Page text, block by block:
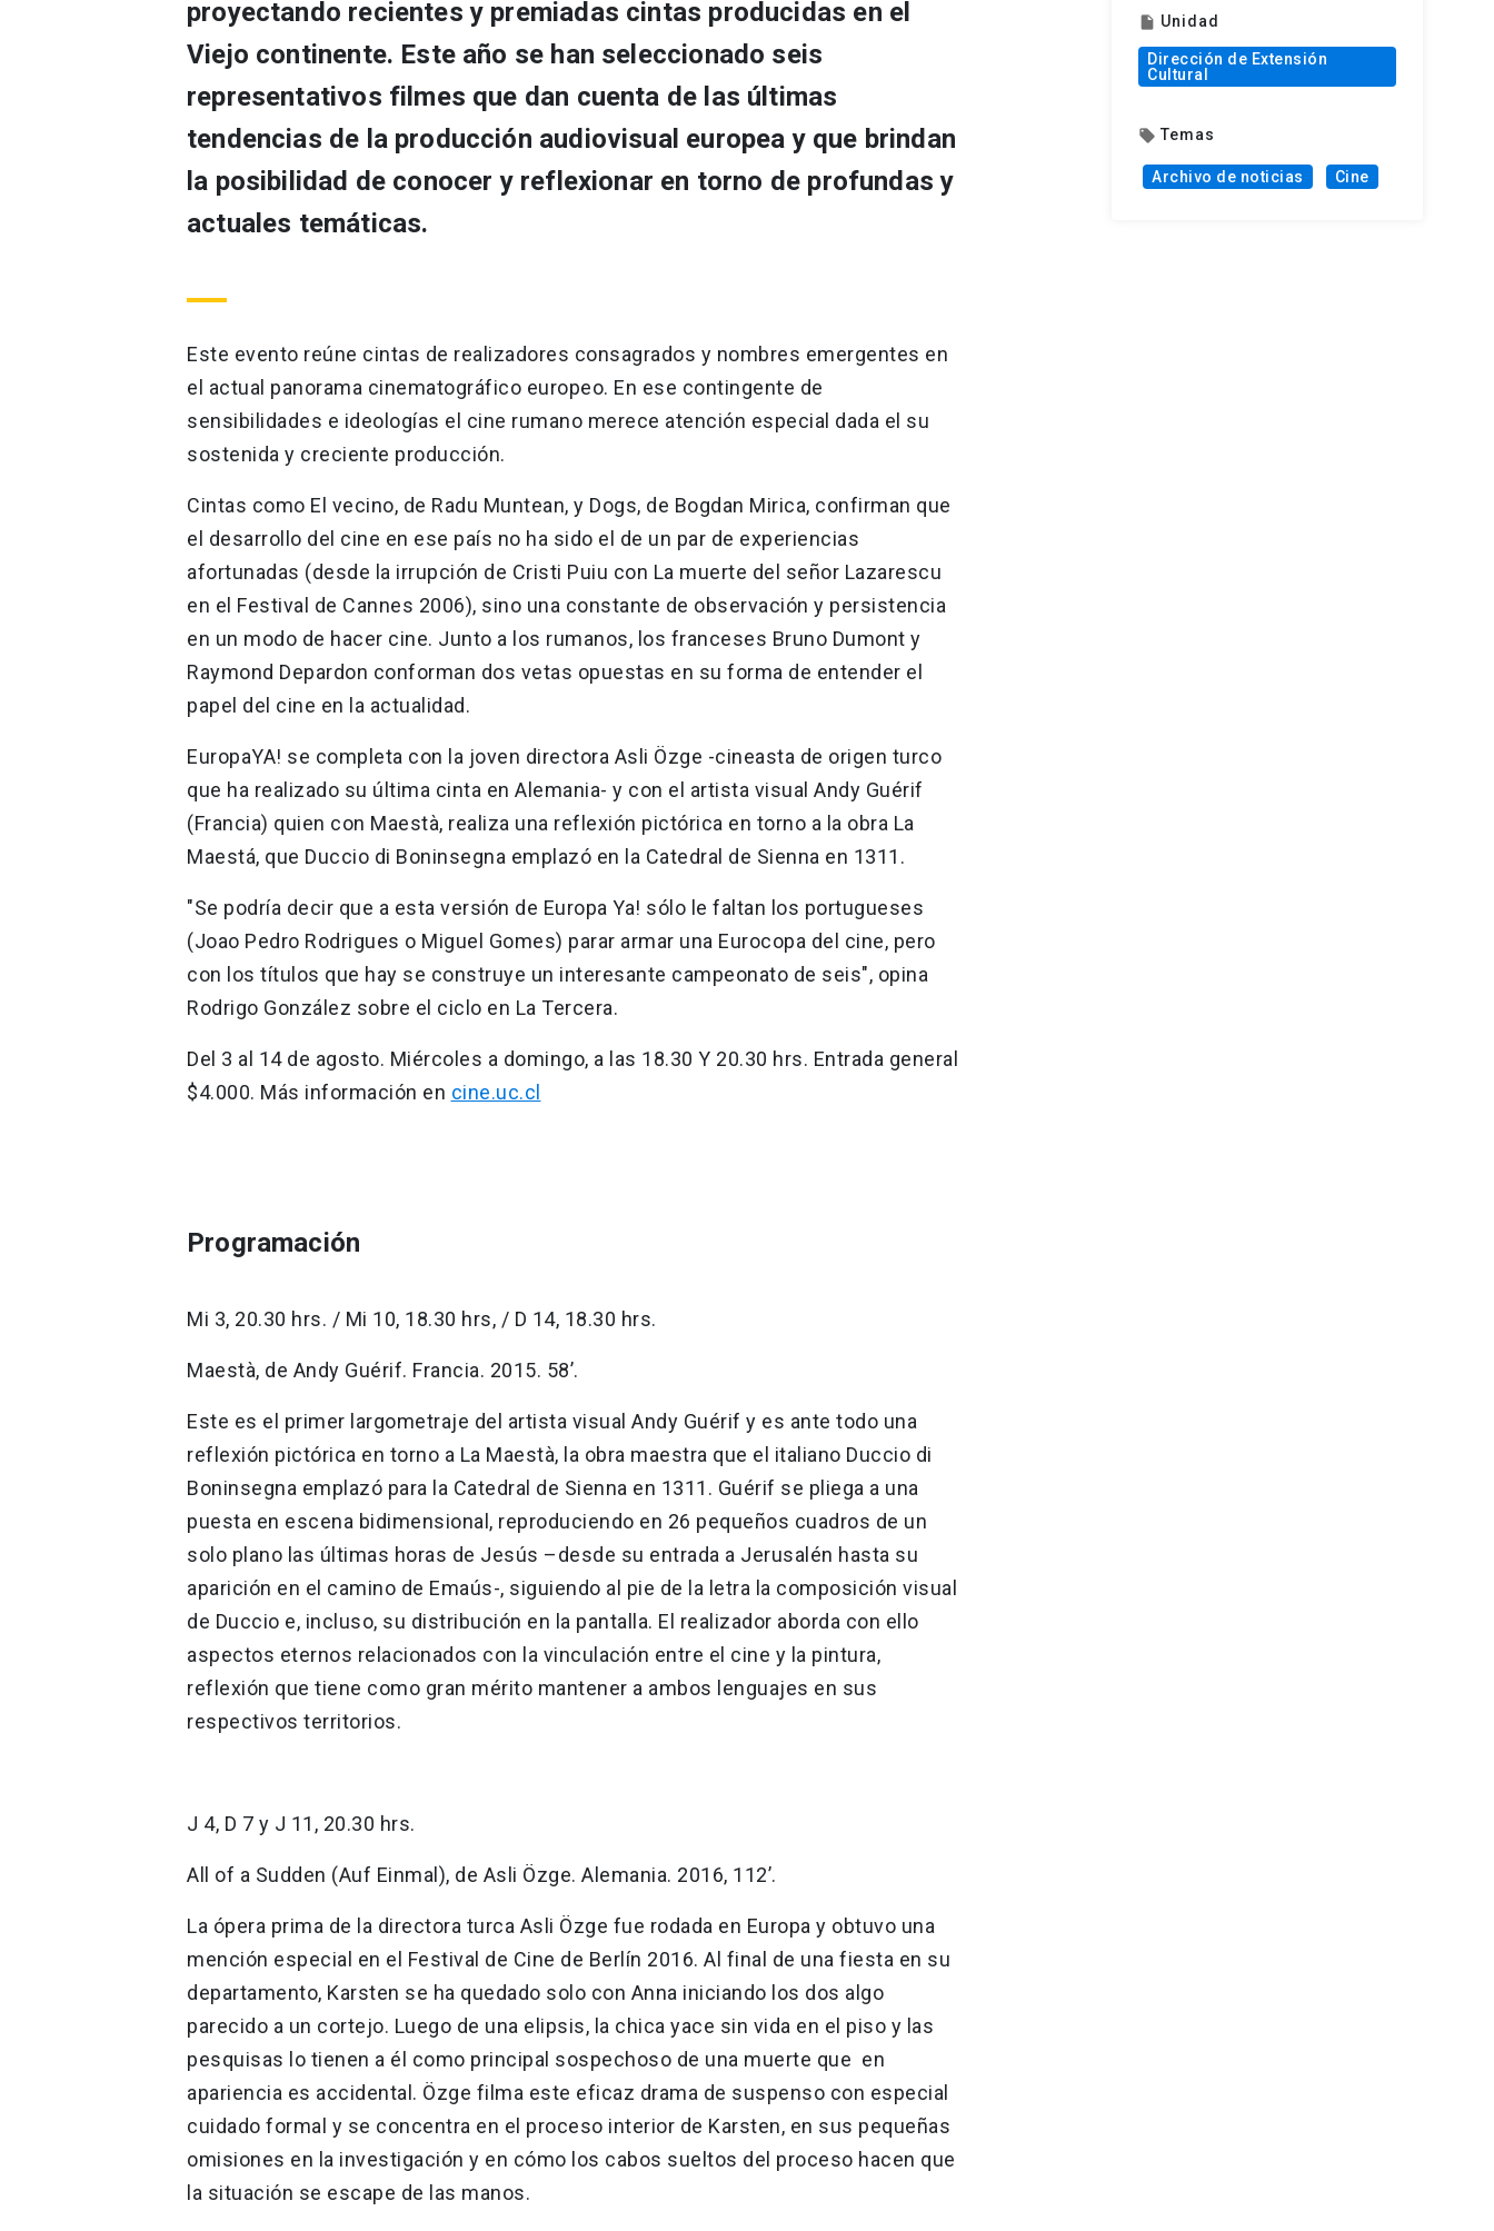
proyectando recientes y premiadas cintas producidas en el
Viejo continente. Este año se han seleccionado seis
representativos filmes que dan cuenta de las últimas
tendencias de la producción audiovisual europea y que brindan
la posibilidad de conocer y reflexionar en torno de profundas y
actuales temáticas.
Este evento reúne cintas de realizadores consagrados y nombres emergentes en
el actual panorama cinematográfico europeo. En ese contingente de
sensibilidades e ideologías el cine rumano merece atención especial dada el su
sostenida y creciente producción.
Cintas como El vecino, de Radu Muntean, y Dogs, de Bogdan Mirica, confirman que
el desarrollo del cine en ese país no ha sido el de un par de experiencias
afortunadas (desde la irrupción de Cristi Puiu con La muerte del señor Lazarescu
en el Festival de Cannes 2006), sino una constante de observación y persistencia
en un modo de hacer cine. Junto a los rumanos, los franceses Bruno Dumont y
Raymond Depardon conforman dos vetas opuestas en su forma de entender el
papel del cine en la actualidad.
EuropaYA! se completa con la joven directora Asli Özge -cineasta de origen turco
que ha realizado su última cinta en Alemania- y con el artista visual Andy Guérif
(Francia) quien con Maestà, realiza una reflexión pictórica en torno a la obra La
Maestá, que Duccio di Boninsegna emplazó en la Catedral de Sienna en 1311.
"Se podría decir que a esta versión de Europa Ya! sólo le faltan los portugueses
(Joao Pedro Rodrigues o Miguel Gomes) parar armar una Eurocopa del cine, pero
con los títulos que hay se construye un interesante campeonato de seis", opina
Rodrigo González sobre el ciclo en La Tercera.
Del 3 al 14 de agosto. Miércoles a domingo, a las 18.30 Y 20.30 hrs. Entrada general
$4.000. Más información en cine.uc.cl
Programación
Mi 3, 20.30 hrs. / Mi 10, 18.30 hrs, / D 14, 18.30 hrs.
Maestà, de Andy Guérif. Francia. 2015. 58’.
Este es el primer largometraje del artista visual Andy Guérif y es ante todo una
reflexión pictórica en torno a La Maestà, la obra maestra que el italiano Duccio di
Boninsegna emplazó para la Catedral de Sienna en 1311. Guérif se pliega a una
puesta en escena bidimensional, reproduciendo en 26 pequeños cuadros de un
solo plano las últimas horas de Jesús –desde su entrada a Jerusalén hasta su
aparición en el camino de Emaús-, siguiendo al pie de la letra la composición visual
de Duccio e, incluso, su distribución en la pantalla. El realizador aborda con ello
aspectos eternos relacionados con la vinculación entre el cine y la pintura,
reflexión que tiene como gran mérito mantener a ambos lenguajes en sus
respectivos territorios.
J 4, D 7 y J 11, 20.30 hrs.
All of a Sudden (Auf Einmal), de Asli Özge. Alemania. 2016, 112’.
La ópera prima de la directora turca Asli Özge fue rodada en Europa y obtuvo una
mención especial en el Festival de Cine de Berlín 2016. Al final de una fiesta en su
departamento, Karsten se ha quedado solo con Anna iniciando los dos algo
parecido a un cortejo. Luego de una elipsis, la chica yace sin vida en el piso y las
pesquisas lo tienen a él como principal sospechoso de una muerte que en
apariencia es accidental. Özge filma este eficaz drama de suspenso con especial
cuidado formal y se concentra en el proceso interior de Karsten, en sus pequeñas
omisiones en la investigación y en cómo los cabos sueltos del proceso hacen que
la situación se escape de las manos.
insert_drive_file Unidad
Dirección de Extensión
Cultural
local_offer Temas
Archivo de noticias Cine